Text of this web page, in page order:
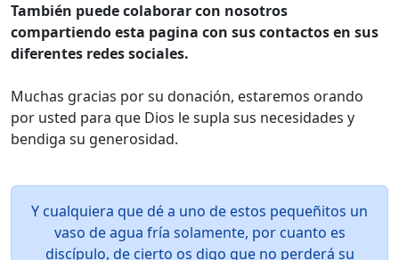
También puede colaborar con nosotros
compartiendo esta pagina con sus contactos en sus
diferentes redes sociales.
Muchas gracias por su donación, estaremos orando
por usted para que Dios le supla sus necesidades y
bendiga su generosidad.
Y cualquiera que dé a uno de estos pequeñitos un
vaso de agua fría solamente, por cuanto es
discípulo, de cierto os digo que no perderá su